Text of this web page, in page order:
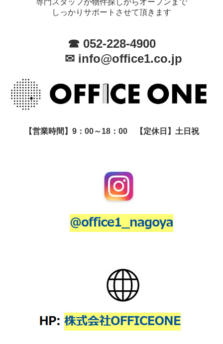
専門スタッフが物件探しからオープンまで
しっかりサポートさせて頂きます
☎ 052-228-4900
✉ info@office1.co.jp
【営業時間】9：00～18：00 【定休日】土日祝